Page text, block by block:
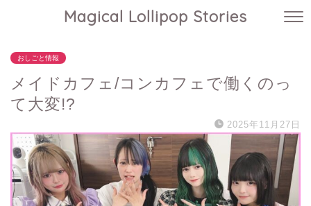
Magical Lollipop Stories
おしごと情報
メイドカフェ/コンカフェで働くのっ
て大変!?
2025年11月27日